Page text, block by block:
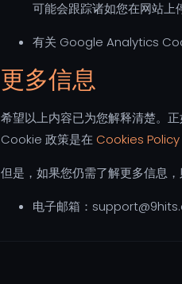
可能会跟踪诸如您在网站上
有关 Google Analytics
更多信息
希望以上内容已为您解释清楚。
Cookie 政策是在 Cookies
但是，如果您仍需了解更多信息
电子邮箱：